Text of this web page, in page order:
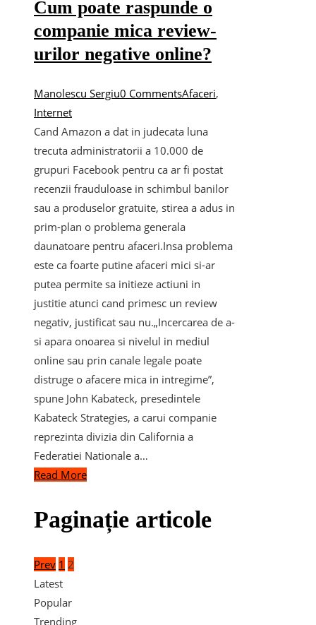
Cum poate raspunde o
companie mica review-
urilor negative online?
Manolescu Sergiu0 CommentsAfaceri,
Internet
Cand Amazon a dat in judecata luna
trecuta administratorii a 10.000 de
grupuri Facebook pentru ca ar fi postat
recenzii frauduloase in schimbul banilor
sau a produselor gratuite, stirea a adus in
prim-plan o problema generala
daunatoare pentru afaceri.Insa problema
este ca foarte putine afaceri mici si-ar
putea permite sa initieze actiuni in
justitie atunci cand primesc un review
negativ, justificat sau nu.„Incercarea de a-
si apara onoarea si nivelul in mediul
online sau prin canale legale poate
distruge o afacere mica in intregime”,
spune John Kabateck, presedintele
Kabateck Strategies, a carui companie
reprezinta divizia din California a
Federatiei Nationale a…
Read More
Paginație articole
Prev 1 2
Latest
Popular
Trending